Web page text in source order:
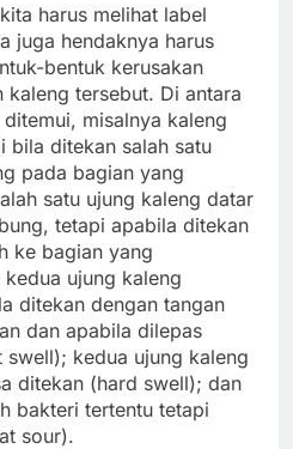
harus melihat label
juga hendaknya harus
bentuk kerusakan
kaleng tersebut. Di antara
misalnya kaleng
bila ditekan salah satu
pada bagian yang
satu ujung kaleng datar
tetapi apabila ditekan
ke bagian yang
ujung kaleng
ditekan dengan tangan
dan apabila dilepas
kedua ujung kaleng
ditekan (hard swell); dan
bakteri tertentu tetapi
sour).